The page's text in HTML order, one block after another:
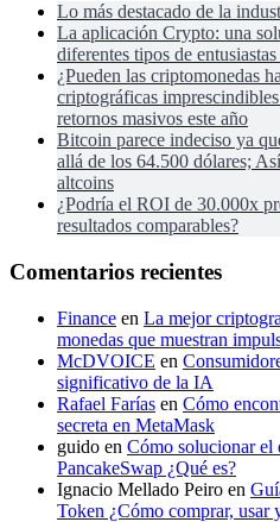
Lo más destacado de la
La aplicación Crypto: una
diferentes tipos de
¿Pueden las criptomonedas
criptográficas
retornos masivos este año
Bitcoin parece indeciso ya
allá de los 64.500 dólares;
altcoins
¿Podría el ROI de 30.000x
resultados comparables?
Comentarios recientes
Finance en La mejor
monedas que muestran
McDVOICE en
significativo de la IA
Rafael Farías en Cómo
secreta en MetaMask
guido en Cómo solucionar el
PancakeSwap ¿Qué es?
Ignacio Mellado Peiro en
Token ¿Cómo comprar, usar